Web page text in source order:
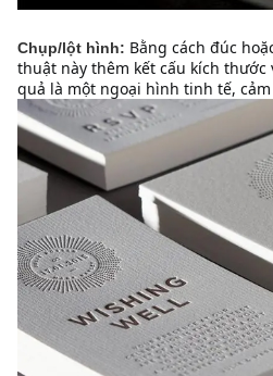
Chụp/lột hình: Bằng cách đúc
thuật này thêm kết cấu kích thước
quả là một ngoại hình tinh tế, cảm